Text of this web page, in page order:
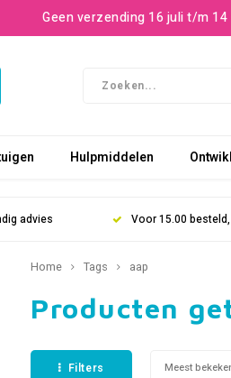
Geen verzending 16 juli t/m 14
Hulpmiddelen
advies Voor 15.00
Home Tags aap
Producten
Filters Meest